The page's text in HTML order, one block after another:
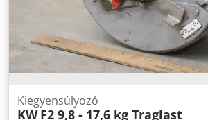
Kiegyensúlyozó
KW F2 9,8 - 17,6 kg Traglast